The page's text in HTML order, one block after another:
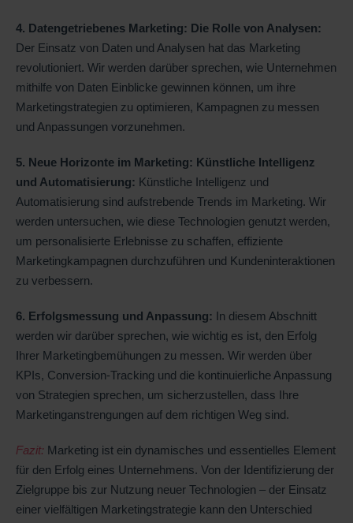
4. Datengetriebenes Marketing: Die Rolle von Analysen:
Der Einsatz von Daten und Analysen hat das Marketing
revolutioniert. Wir werden darüber sprechen, wie Unternehmen
mithilfe von Daten Einblicke gewinnen können, um ihre
Marketingstrategien zu optimieren, Kampagnen zu messen
und Anpassungen vorzunehmen.
5. Neue Horizonte im Marketing: Künstliche Intelligenz
und Automatisierung: Künstliche Intelligenz und
Automatisierung sind aufstrebende Trends im Marketing. Wir
werden untersuchen, wie diese Technologien genutzt werden,
um personalisierte Erlebnisse zu schaffen, effiziente
Marketingkampagnen durchzuführen und Kundeninteraktionen
zu verbessern.
6. Erfolgsmessung und Anpassung: In diesem Abschnitt
werden wir darüber sprechen, wie wichtig es ist, den Erfolg
Ihrer Marketingbemühungen zu messen. Wir werden über
KPIs, Conversion-Tracking und die kontinuierliche Anpassung
von Strategien sprechen, um sicherzustellen, dass Ihre
Marketinganstrengungen auf dem richtigen Weg sind.
Fazit: Marketing ist ein dynamisches und essentielles Element
für den Erfolg eines Unternehmens. Von der Identifizierung der
Zielgruppe bis zur Nutzung neuer Technologien – der Einsatz
einer vielfältigen Marketingstrategie kann den Unterschied